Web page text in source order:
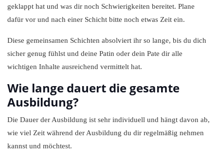
geklappt hat und was dir noch Schwierigkeiten bereitet. Plane
dafür vor und nach einer Schicht bitte noch etwas Zeit ein.
Diese gemeinsamen Schichten absolviert ihr so lange, bis du dich
sicher genug fühlst und deine Patin oder dein Pate dir alle
wichtigen Inhalte ausreichend vermittelt hat.
Wie lange dauert die gesamte
Ausbildung?
Die Dauer der Ausbildung ist sehr individuell und hängt davon ab,
wie viel Zeit während der Ausbildung du dir regelmäßig nehmen
kannst und möchtest.